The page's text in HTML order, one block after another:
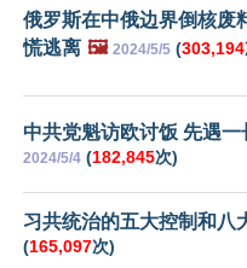
俄罗斯在中俄边界倒核废
慌逃离 🖼️ 2024/5/5 (303,194
中共党魁访欧讨饭 先遇一
2024/5/4 (182,845次)
习共统治的五大控制和八
(165,097次)